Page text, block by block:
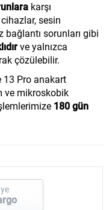
karşı
sesin
sorunları gibi
ve yalnızca
çözülebilir.
13 Pro anakart
ve mikroskobik
180 gün